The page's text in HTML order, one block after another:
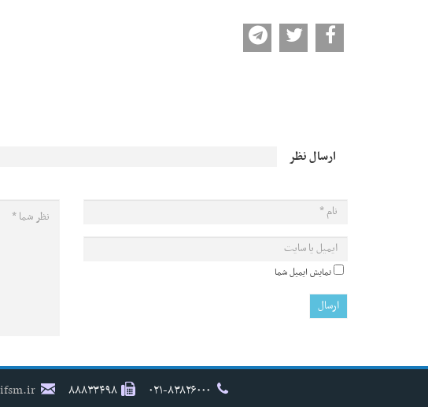
ارسال نظر
نمایش ایمیل شما
۸۸۸۳۳۴۹۸